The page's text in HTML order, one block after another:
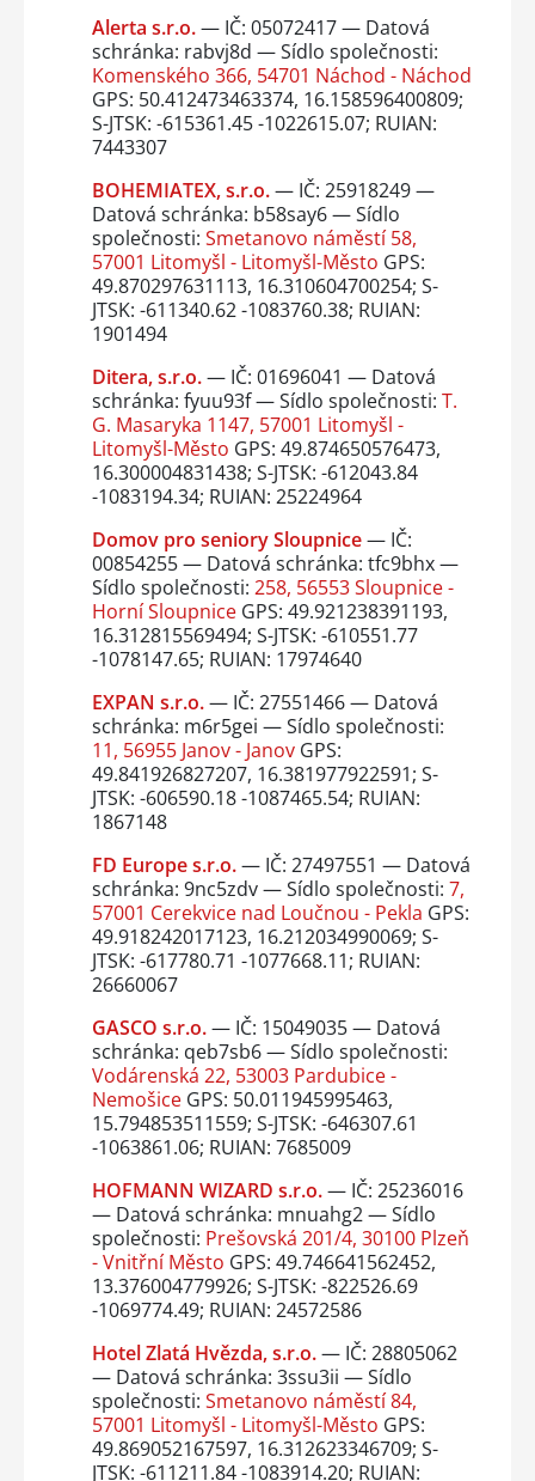
Alerta s.r.o.— IČ: 05072417 — Datová
schránka: rabvj8d — Sídlo společnosti:
Komenského 366, 54701 Náchod - Náchod
GPS: 50.412473463374, 16.158596400809;
S-JTSK: -615361.45 -1022615.07; RUIAN:
7443307
BOHEMIATEX, s.r.o.— IČ: 25918249 —
Datová schránka: b58say6 — Sídlo
společnosti: Smetanovo náměstí 58,
57001 Litomyšl - Litomyšl-Město GPS:
49.870297631113, 16.310604700254; S-
JTSK: -611340.62 -1083760.38; RUIAN:
1901494
Ditera, s.r.o.— IČ: 01696041 — Datová
schránka: fyuu93f — Sídlo společnosti: T.
G. Masaryka 1147, 57001 Litomyšl -
Litomyšl-Město GPS: 49.874650576473,
16.300004831438; S-JTSK: -612043.84
-1083194.34; RUIAN: 25224964
Domov pro seniory Sloupnice— IČ:
00854255 — Datová schránka: tfc9bhx —
Sídlo společnosti: 258, 56553 Sloupnice -
Horní SloupniceGPS: 49.921238391193,
16.312815569494; S-JTSK: -610551.77
-1078147.65; RUIAN: 17974640
EXPAN s.r.o.— IČ: 27551466 — Datová
schránka: m6r5gei — Sídlo společnosti:
11, 56955 Janov - JanovGPS:
49.841926827207, 16.381977922591; S-
JTSK: -606590.18 -1087465.54; RUIAN:
1867148
FD Europe s.r.o.— IČ: 27497551 — Datová
schránka: 9nc5zdv — Sídlo společnosti: 7,
57001 Cerekvice nad Loučnou - Pekla GPS:
49.918242017123, 16.212034990069; S-
JTSK: -617780.71 -1077668.11; RUIAN:
26660067
GASCO s.r.o.— IČ: 15049035 — Datová
schránka: qeb7sb6 — Sídlo společnosti:
Vodárenská 22, 53003 Pardubice -
NemošiceGPS: 50.011945995463,
15.794853511559; S-JTSK: -646307.61
-1063861.06; RUIAN: 7685009
HOFMANN WIZARD s.r.o.— IČ: 25236016
— Datová schránka: mnuahg2 — Sídlo
společnosti: Prešovská 201/4, 30100 Plzeň
- Vnitřní Město GPS: 49.746641562452,
13.376004779926; S-JTSK: -822526.69
-1069774.49; RUIAN: 24572586
Hotel Zlatá Hvězda, s.r.o.— IČ: 28805062
— Datová schránka: 3ssu3ii — Sídlo
společnosti: Smetanovo náměstí 84,
57001 Litomyšl - Litomyšl-Město GPS:
49.869052167597, 16.312623346709; S-
JTSK: -611211.84 -1083914.20; RUIAN: